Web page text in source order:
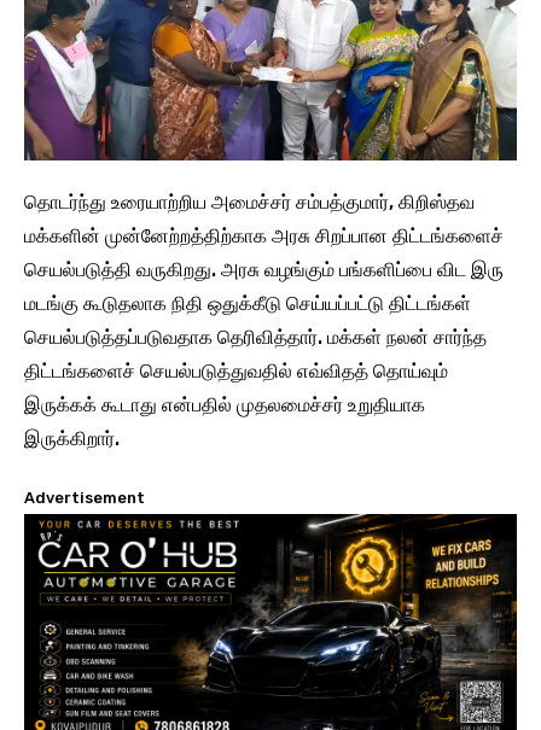
தொடர்ந்து உரையாற்றிய அமைச்சர் சம்பத்குமார், கிறிஸ்தவ
மக்களின் முன்னேற்றத்திற்காக அரசு சிறப்பான திட்டங்களைச்
செயல்படுத்தி வருகிறது. அரசு வழங்கும் பங்களிப்பை விட இரு
மடங்கு கூடுதலாக நிதி ஒதுக்கீடு செய்யப்பட்டு திட்டங்கள்
செயல்படுத்தப்படுவதாக தெரிவித்தார். மக்கள் நலன் சார்ந்த
திட்டங்களைச் செயல்படுத்துவதில் எவ்விதத் தொய்வும்
இருக்கக் கூடாது என்பதில் முதலமைச்சர் உறுதியாக
இருக்கிறார்.
Advertisement